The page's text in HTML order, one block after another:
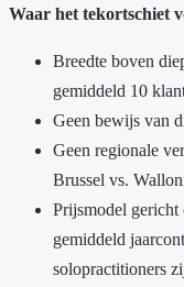
Waar het tekortschiet
Breedte boven
gemiddeld 10
Geen bewijs van
Geen regionale
Brussel vs.
Prijsmodel gericht
gemiddeld
solopractitioners